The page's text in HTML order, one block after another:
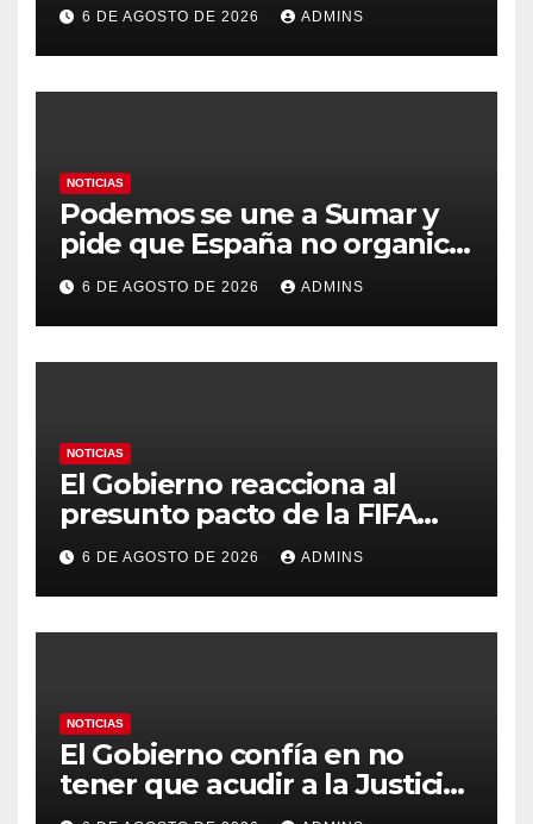
durante días sin intervención
humana
6 DE AGOSTO DE 2026 ADMINS
NOTICIAS
Podemos se une a Sumar y
pide que España no organice
el Mundial 2030 con
Marruecos por «atentar
contra la soberanía nacional»
6 DE AGOSTO DE 2026 ADMINS
NOTICIAS
El Gobierno reacciona al
presunto pacto de la FIFA
con Marruecos para acoger la
final del Mundial 2030:
«Tiene que ser en España»
6 DE AGOSTO DE 2026 ADMINS
NOTICIAS
El Gobierno confía en no
tener que acudir a la Justicia
por el reparto de menores